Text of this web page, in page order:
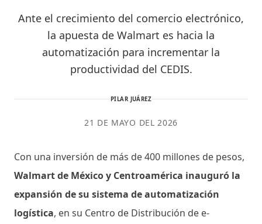
Ante el crecimiento del comercio electrónico,
la apuesta de Walmart es hacia la
automatización para incrementar la
productividad del CEDIS.
PILAR JUÁREZ
21 DE MAYO DEL 2026
Con una inversión de más de 400 millones de pesos,
Walmart de México y Centroamérica inauguró la
expansión de su sistema de automatización
logística, en su Centro de Distribución de e-